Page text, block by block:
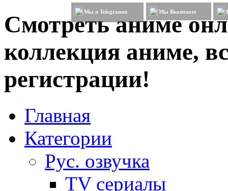
Смотреть аниме
коллекция аниме,
регистрации!
Мы в Telegramm Мы Вконтакте
Главная
Категории
Рус. озвучка
TV сериалы